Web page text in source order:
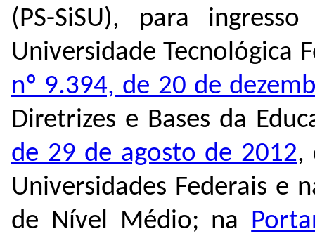
(PS-SiSU), para
Universidade Tecnológica
nº 9.394, de 20 de
Diretrizes e Bases da
de 29 de agosto de 2012,
Universidades Federais e
de Nível Médio; na